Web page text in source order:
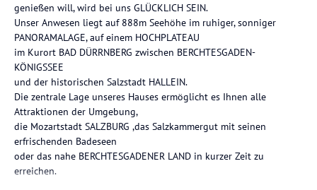
genießen will, wird bei uns GLÜCKLICH SEIN.
Unser Anwesen liegt auf 888m Seehöhe im ruhiger, sonniger
PANORAMALAGE, auf einem HOCHPLATEAU
im Kurort BAD DÜRRNBERG zwischen BERCHTESGADEN-
KÖNIGSSEE
und der historischen Salzstadt HALLEIN.
Die zentrale Lage unseres Hauses ermöglicht es Ihnen alle
Attraktionen der Umgebung,
die Mozartstadt SALZBURG ,das Salzkammergut mit seinen
erfrischenden Badeseen
oder das nahe BERCHTESGADENER LAND in kurzer Zeit zu
erreichen.